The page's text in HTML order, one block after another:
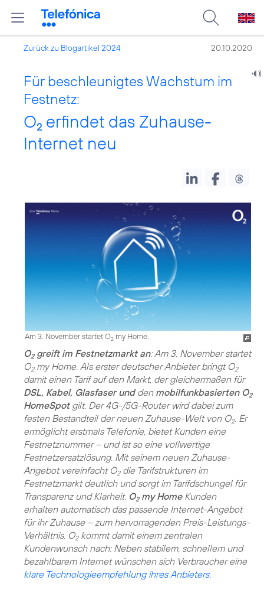
Zurück zu Blogartikel 2024 20.10.2020
Für beschleunigtes Wachstum im
Festnetz:
O2 erfindet das Zuhause-
Internet neu
Am 3. November startet O2 my Home.
O2greift im Festnetzmarkt an: Am 3. November startet
O2my Home. Als erster deutscher Anbieter bringt O2
damit einen Tarif auf den Markt, der gleichermaßen für
DSL, Kabel, Glasfaser undden mobilfunkbasierten O2
HomeSpotgilt. Der 4G-/5G-Router wird dabei zum
festen Bestandteil der neuen Zuhause-Welt von O2. Er
ermöglicht erstmals Telefonie, bietet Kunden eine
Festnetznummer – und ist so eine vollwertige
Festnetzersatzlösung. Mit seinem neuen Zuhause-
Angebot vereinfacht O2die Tarifstrukturen im
Festnetzmarkt deutlich und sorgt im Tarifdschungel für
Transparenz und Klarheit. O2my HomeKunden
erhalten automatisch das passende Internet-Angebot
für ihr Zuhause – zum hervorragenden Preis-Leistungs-
Verhältnis. O2kommt damit einem zentralen
Kundenwunsch nach: Neben stabilem, schnellem und
bezahlbarem Internet wünschen sich Verbraucher eine
klare Technologieempfehlung ihres Anbieters.